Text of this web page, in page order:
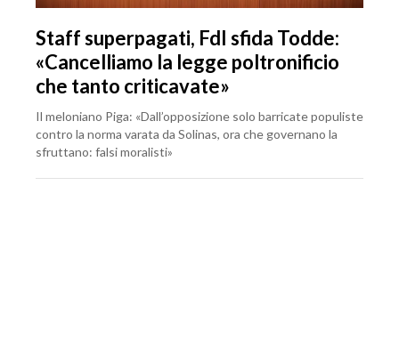
Staff superpagati, FdI sfida Todde:
«Cancelliamo la legge poltronificio
che tanto criticavate»
Il meloniano Piga: «Dall’opposizione solo barricate populiste
contro la norma varata da Solinas, ora che governano la
sfruttano: falsi moralisti»